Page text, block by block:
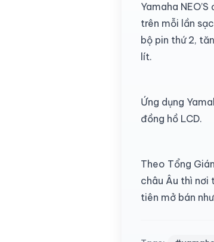
Yamaha
trên mỗi lần
bộ pin thứ 2,
lít.
Ứng dụng
đồng hồ LCD.
Theo Tổng
châu Âu thì nơi
tiên mở bán